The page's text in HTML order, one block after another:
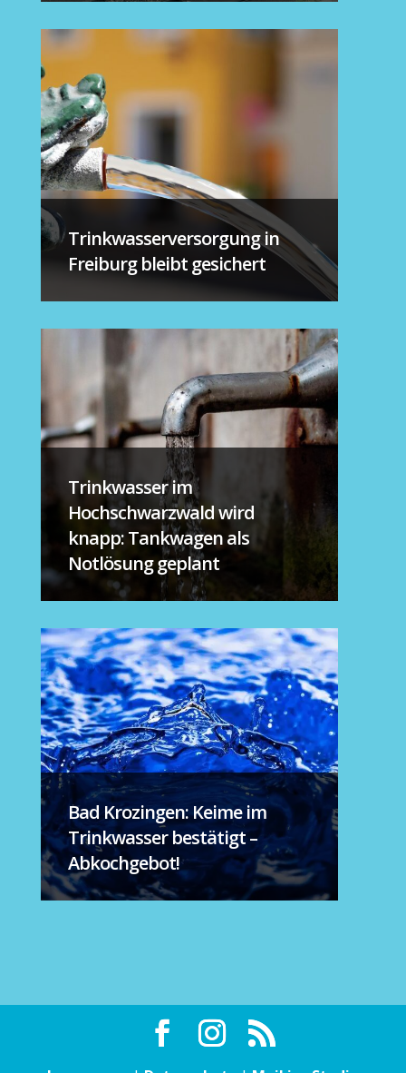
Trinkwasserversorgung in
Freiburg bleibt gesichert
Trinkwasser im
Hochschwarzwald wird
knapp: Tankwagen als
Notlösung geplant
Bad Krozingen: Keime im
Trinkwasser bestätigt –
Abkochgebot!